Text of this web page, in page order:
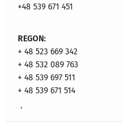
+48 539 671 451
REGON:
+ 48 523 669 342
+ 48 532 089 763
+ 48 539 697 511
+ 48 539 671 514